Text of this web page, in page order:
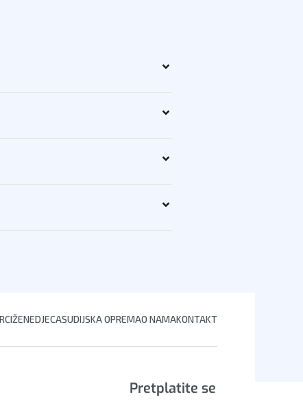
ŽENEDJECASUDIJSKA OPREMAO NAMAKONTAKT
Pretplatite se